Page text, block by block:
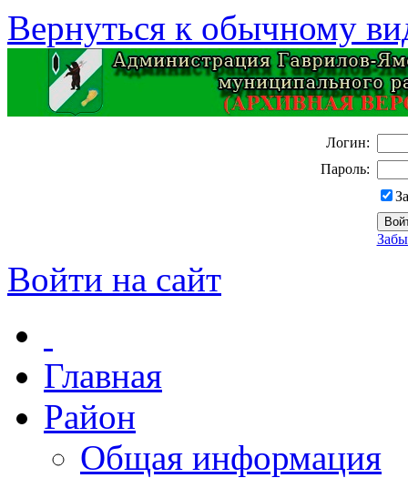
Вернуться к обычному
Логин:
Пароль:
Войти на сайт
Главная
Район
Общая информация